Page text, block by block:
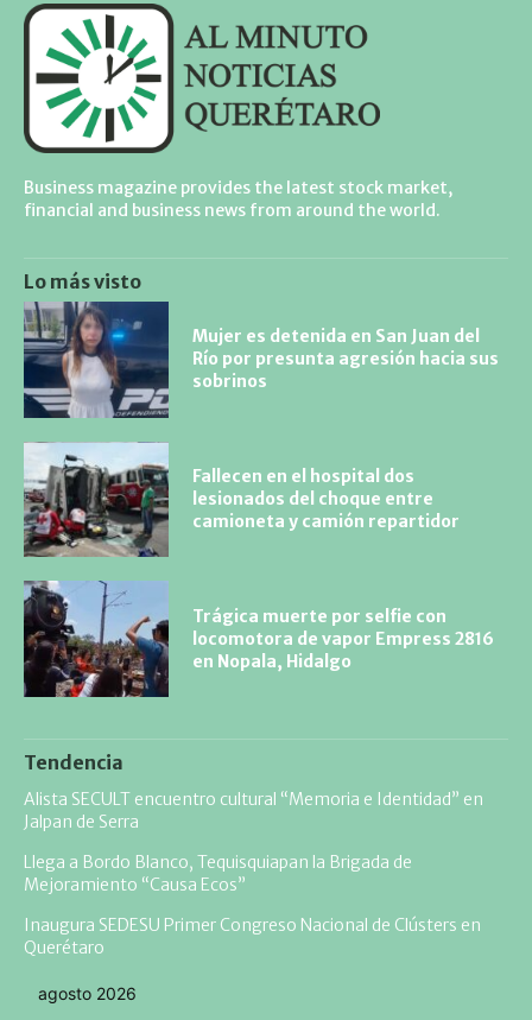
Business magazine provides the latest stock market,
financial and business news from around the world.
Lo más visto
Mujer es detenida en San Juan del
Río por presunta agresión hacia sus
sobrinos
Fallecen en el hospital dos
lesionados del choque entre
camioneta y camión repartidor
Trágica muerte por selfie con
locomotora de vapor Empress 2816
en Nopala, Hidalgo
Tendencia
Alista SECULT encuentro cultural “Memoria e Identidad” en
Jalpan de Serra
Llega a Bordo Blanco, Tequisquiapan la Brigada de
Mejoramiento “Causa Ecos”
Inaugura SEDESU Primer Congreso Nacional de Clústers en
Querétaro
agosto 2026